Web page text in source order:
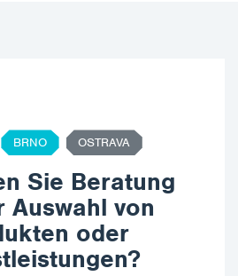
BRNO OSTRAVA
Sie Beratung
Auswahl von
oder